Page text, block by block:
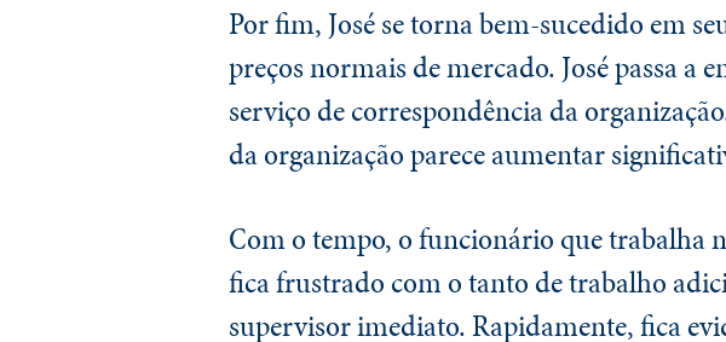
Por fim, José se torna bem-sucedido em
preços normais de mercado. José passa a
serviço de correspondência da
da organização parece aumentar
Com o tempo, o funcionário que trabalha
fica frustrado com o tanto de trabalho
supervisor imediato. Rapidamente, fica